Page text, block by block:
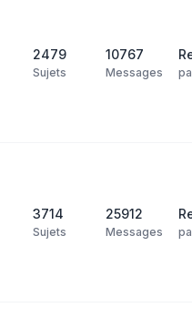
2479
Sujets
10767
Messages
3714
Sujets
25912
Messages